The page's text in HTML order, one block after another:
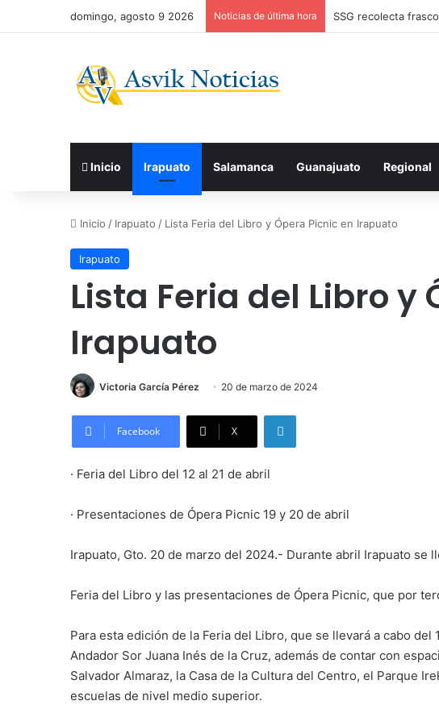
domingo, agosto 9 2026 Noticias de última hora SSG recolecta
Inicio Irapuato Salamanca Guanajuato Regional
Inicio / Irapuato / Lista Feria del Libro y Ópera Picnic en Irapuato
Irapuato
Lista Feria del Libro y
Irapuato
Victoria García Pérez 20 de marzo de 2024
Facebook X
LinkedIn
· Feria del Libro del 12 al 21 de abril
· Presentaciones de Ópera Picnic 19 y 20 de abril
Irapuato, Gto. 20 de marzo del 2024.- Durante abril Irapuato se
Feria del Libro y las presentaciones de Ópera Picnic, que por
Para esta edición de la Feria del Libro, que se llevará a cabo
Andador Sor Juana Inés de la Cruz, además de contar con
Salvador Almaraz, la Casa de la Cultura del Centro, el Parque
escuelas de nivel medio superior.